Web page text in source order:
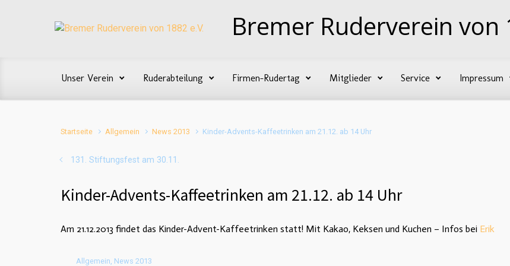
Bremer Ruderverein von
Unser Verein Ruderabteilung Firmen-Rudertag Mitglieder Service Impressum
Startseite Allgemein News 2013 Kinder-Advents-Kaffeetrinken am 21.12. ab 14 Uhr
131. Stiftungsfest am 30.11.
Kinder-Advents-Kaffeetrinken am 21.12. ab 14 Uhr
Am 21.12.2013 findet das Kinder-Advent-Kaffeetrinken statt! Mit Kakao, Keksen und Kuchen – Infos bei Erik
Allgemein, News 2013